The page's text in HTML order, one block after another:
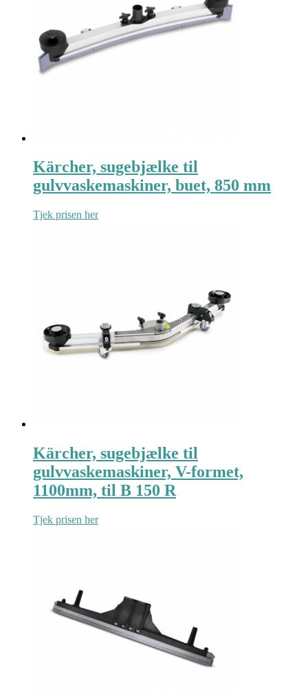
Kärcher, sugebjælke til
gulvvaskemaskiner, buet, 850 mm
Tjek prisen her
Kärcher, sugebjælke til
gulvvaskemaskiner, V-formet,
1100mm, til B 150 R
Tjek prisen her